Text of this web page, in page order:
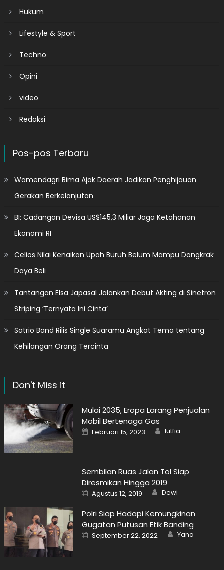
Hukum
Lifestyle & Sport
Techno
Opini
video
Redaksi
Pos-pos Terbaru
Wamendagri Bima Ajak Daerah Jadikan Penghijauan
Gerakan Berkelanjutan
BI: Cadangan Devisa US$145,3 Miliar Jaga Ketahanan
Ekonomi RI
Celios Nilai Kenaikan Upah Buruh Belum Mampu Dongkrak
Daya Beli
Tantangan Elsa Japasal Jalankan Debut Akting di Sinetron
Striping ‘Ternyata Ini Cinta’
Satrio Band Rilis Single Suaramu Angkat Tema tentang
Kehilangan Orang Tercinta
Don't Miss it
Mulai 2035, Eropa Larang Penjualan
Mobil Bertenaga Gas
Posted
on
Februari 15, 2023 Author
lutfia
Sembilan Ruas Jalan Tol Siap
Diresmikan Hingga 2019
Posted
on
Agustus 12, 2019 Author
Dewi
Polri Siap Hadapi Kemungkinan
Gugatan Putusan Etik Banding
Posted
on
September 22, 2022 Author
Yana